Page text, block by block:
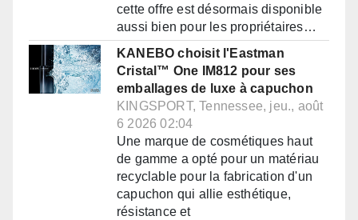
cette offre est désormais disponible
aussi bien pour les propriétaires…
KANEBO choisit l'Eastman
Cristal™ One IM812 pour ses
emballages de luxe à capuchon
KINGSPORT, Tennessee, jeu., août
6 2026 02:04
Une marque de cosmétiques haut
de gamme a opté pour un matériau
recyclable pour la fabrication d'un
capuchon qui allie esthétique,
résistance et